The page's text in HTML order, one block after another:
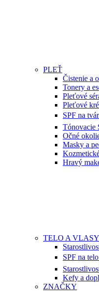
PLEŤ
Čistenie a
Tonery a
Pleťové
Pleťové
SPF na
Tónovacie
Očné
Masky a
Hravý
TELO A VLASY
SPF na
Kefy a
ZNAČKY